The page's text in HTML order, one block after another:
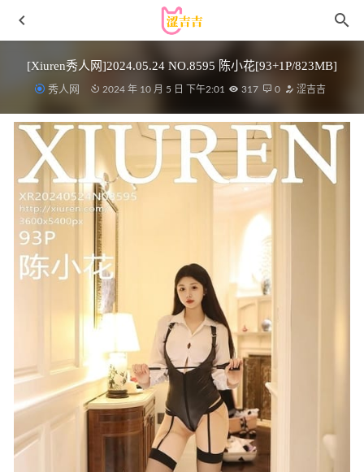
[Xiuren秀人网]2024.05.24 NO.8595 陈小花[93+1P/823MB]
秀人网 2024 年 10 月 5 日 下午2:01 317 0 涩吉吉
[喵糖映画]VOL.418 居家水手裙 [24P/218MB]
[微密圈]古阿扎 – 大慈树王 [26P-205MB]
小猫日记 – 微密圈写真&视频合集【持续更新中】
鱼子酱Fish – 蝴蝶之梦 [35P-429MB] 2025-01-30
[Xiuren秀人网]2024.04.26 NO.8459 桃妖夭[87+1P/717MB]
2024-10-22